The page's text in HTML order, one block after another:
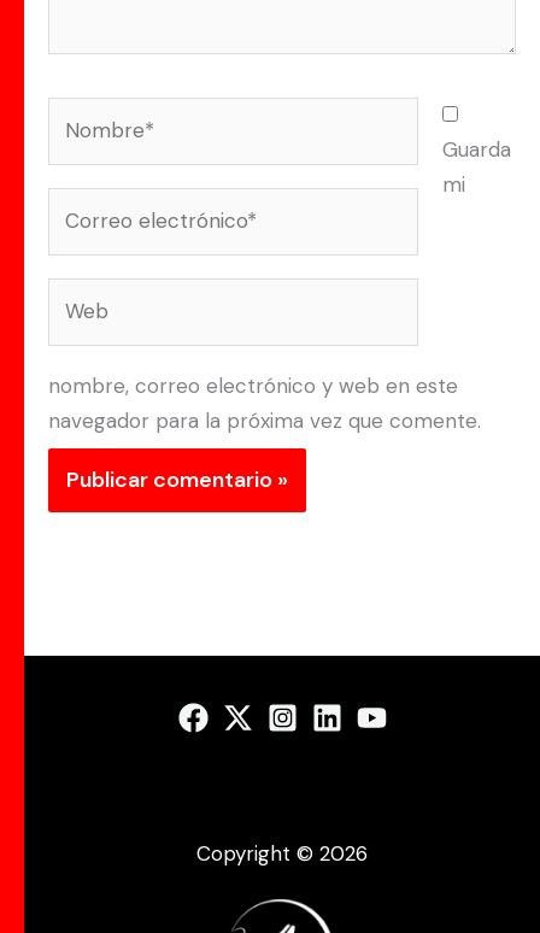
Guarda
mi
nombre, correo electrónico y web en este
navegador para la próxima vez que comente.
Copyright © 2026